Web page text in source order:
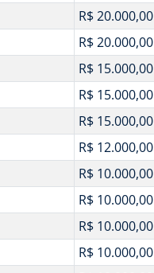
R$ 20.000,00
R$ 20.000,00
R$ 15.000,00
R$ 15.000,00
R$ 15.000,00
R$ 12.000,00
R$ 10.000,00
R$ 10.000,00
R$ 10.000,00
R$ 10.000,00